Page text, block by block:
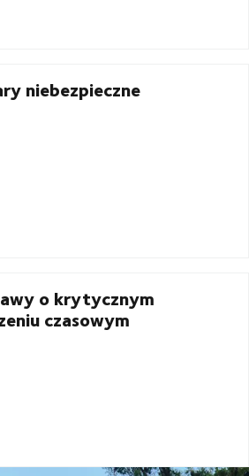
niebezpieczne
o krytycznym
czasowym